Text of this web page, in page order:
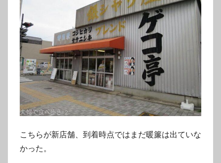
こちらが新店舗、到着時点ではまだ暖簾は出ていな
かった。